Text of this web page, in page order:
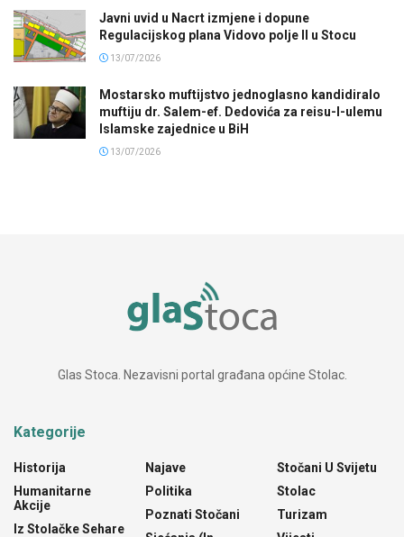
Javni uvid u Nacrt izmjene i dopune
Regulacijskog plana Vidovo polje II u Stocu
13/07/2026
Mostarsko muftijstvo jednoglasno kandidiralo
muftiju dr. Salem-ef. Dedovića za reisu-l-ulemu
Islamske zajednice u BiH
13/07/2026
Glas Stoca. Nezavisni portal građana općine Stolac.
Kategorije
Historija
Humanitarne
Akcije
Iz Stolačke Sehare
Najave
Politika
Poznati Stočani
Stočani U Svijetu
Stolac
Turizam